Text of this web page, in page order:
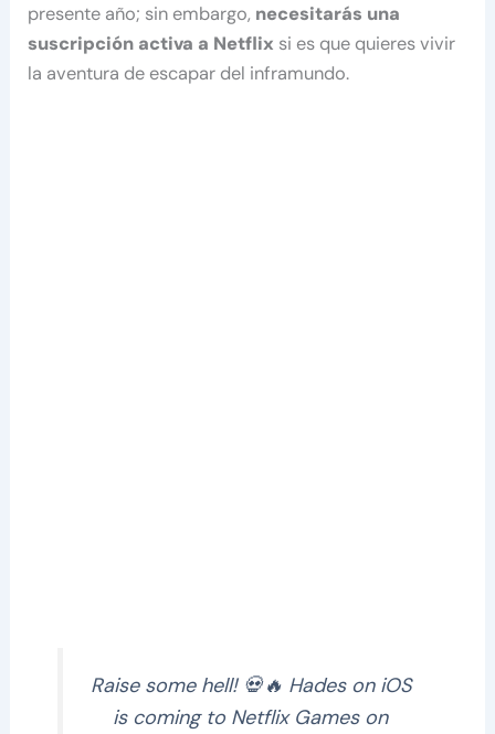
presente año; sin embargo, necesitarás una
suscripción activa a Netflix si es que quieres vivir
la aventura de escapar del inframundo.
Raise some hell! 💀🔥 Hades on iOS
is coming to Netflix Games on